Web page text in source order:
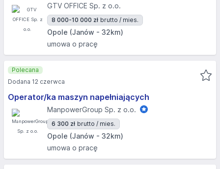
GTV OFFICE Sp. z o.o.
8 000-10 000 zł brutto / mies.
Opole (Janów - 32km)
umowa o pracę
Operator/ka maszyn napełniających
ManpowerGroup Sp. z o.o.
6 300 zł brutto / mies.
Opole (Janów - 32km)
umowa o pracę
Polecana
Dodana 12 czerwca